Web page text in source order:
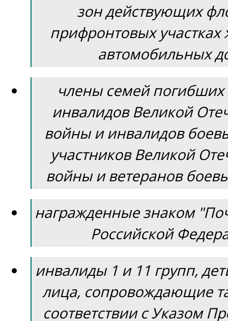
зон действующих
прифронтовых
автомобильных
члены семей
инвалидов Великой
войны и инвалидов
участников Великой
войны и ветеранов
награжденные знаком
Российской
инвалиды 1 и 11 групп,
лица, сопровождающие
соответствии с Указом